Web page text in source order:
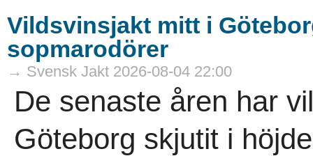
Vildsvinsjakt mitt i
sopmarodörer
→ Svensk Jakt 2026-08-04 22:00
De senaste åren har
Göteborg skjutit i